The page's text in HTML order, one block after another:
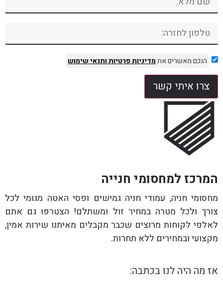
הנכם מאשרים אתמדיניות פרטיותותנאי שימוש
צרו איתי קשר
המרכז למחסומי חנייה
מחסומי חניה, עמודי חניה גמישים ופסי האטה מגומי לכל
צורך ולכל מטרה במחיר זול ומשתלם! הצטרפו גם אתם
לאלפי לקוחות מרוצים שכבר מקבלים מאיתנו שירות אמין,
מקצועי ובמחירים ללא תחרות.
אז מה היה לנו בכתבה: